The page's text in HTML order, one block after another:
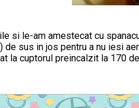
si le-am amestecat cu
sus in jos pentru a nu iesi
la cuptorul preincalzit la 170